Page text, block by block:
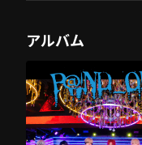
アルバム